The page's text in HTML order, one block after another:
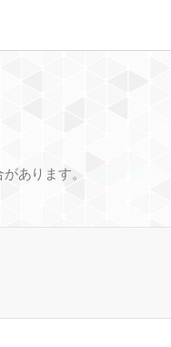
あります。